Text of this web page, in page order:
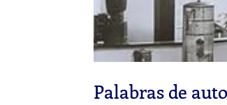
Palabras de